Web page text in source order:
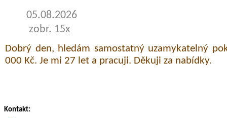
05.08.2026
zobr. 15x
Dobrý den, hledám samostatný uzamykatelný
000 Kč. Je mi 27 let a pracuji. Děkuji za nabídky.
Kontakt: